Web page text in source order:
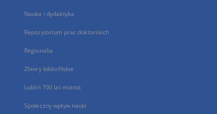
Nauka i dydaktyka
Repozytorium prac doktorskich
Regionalia
Zbiory bibliofilskie
Lublin 700 lat miasta
Społeczny wpływ nauki